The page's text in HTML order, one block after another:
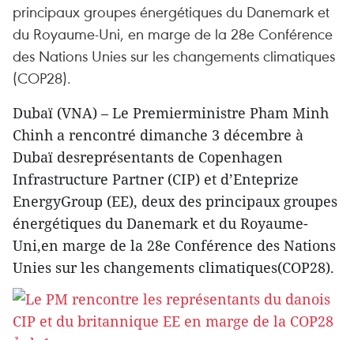
principaux groupes énergétiques du Danemark et
du Royaume-Uni, en marge de la 28e Conférence
des Nations Unies sur les changements climatiques
(COP28).
Dubaï (VNA) – Le Premierministre Pham Minh
Chinh a rencontré dimanche 3 décembre à
Dubaï desreprésentants de Copenhagen
Infrastructure Partner (CIP) et d’Enteprize
EnergyGroup (EE), deux des principaux groupes
énergétiques du Danemark et du Royaume-
Uni,en marge de la 28e Conférence des Nations
Unies sur les changements climatiques(COP28).